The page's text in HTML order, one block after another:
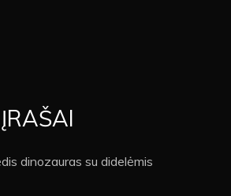
dinozauras su didelėmis